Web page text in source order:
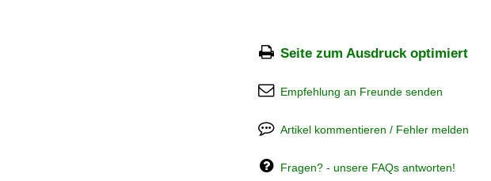
Seite zum Ausdruck optimiert
Empfehlung an Freunde senden
Artikel kommentieren / Fehler melden
Fragen? - unsere FAQs antworten!